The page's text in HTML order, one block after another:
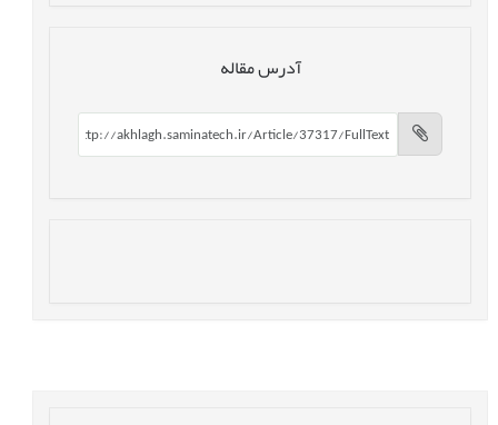
آدرس مقاله